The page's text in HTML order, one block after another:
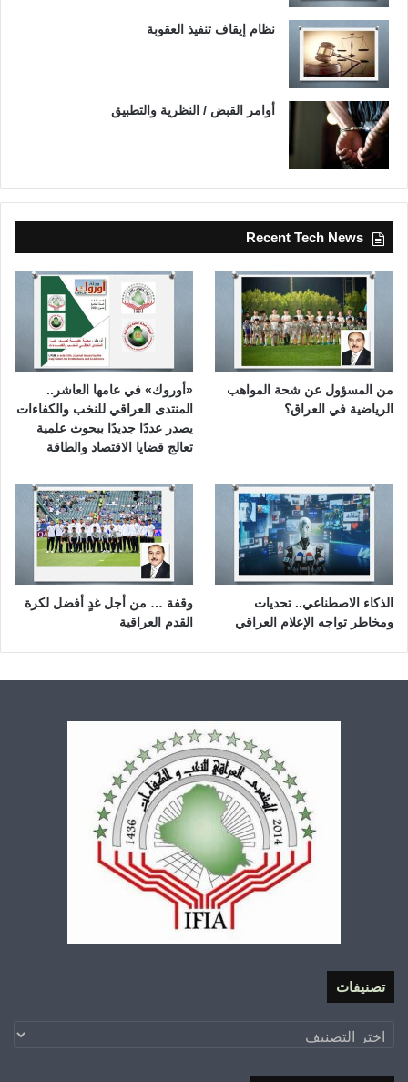
نظام إيقاف تنفيذ العقوبة
أوامر القبض / النظرية والتطبيق
Recent Tech News
من المسؤول عن شحة المواهب
الرياضية في العراق؟
«أوروك» في عامها العاشر..
المنتدى العراقي للنخب والكفاءات
يصدر عددًا جديدًا ببحوث علمية
تعالج قضايا الاقتصاد والطاقة
الذكاء الاصطناعي.. تحديات
ومخاطر تواجه الإعلام العراقي
وقفة … من أجل غدٍ أفضل لكرة
القدم العراقية
تصنيفات
تصنيفات